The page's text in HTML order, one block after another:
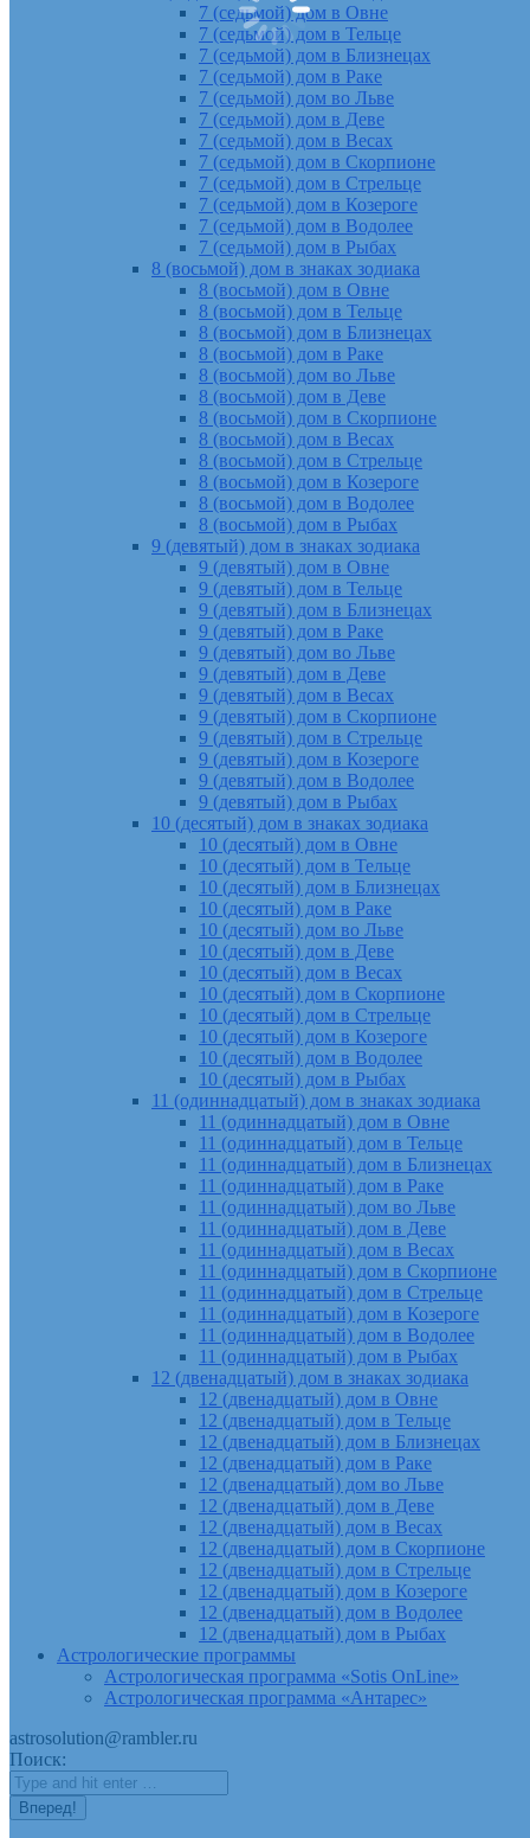
7 (седьмой) дом в Овне
7 (седьмой) дом в Тельце
7 (седьмой) дом в Близнецах
7 (седьмой) дом в Раке
7 (седьмой) дом во Льве
7 (седьмой) дом в Деве
7 (седьмой) дом в Весах
7 (седьмой) дом в Скорпионе
7 (седьмой) дом в Стрельце
7 (седьмой) дом в Козероге
7 (седьмой) дом в Водолее
7 (седьмой) дом в Рыбах
8 (восьмой) дом в знаках зодиака
8 (восьмой) дом в Овне
8 (восьмой) дом в Тельце
8 (восьмой) дом в Близнецах
8 (восьмой) дом в Раке
8 (восьмой) дом во Льве
8 (восьмой) дом в Деве
8 (восьмой) дом в Скорпионе
8 (восьмой) дом в Весах
8 (восьмой) дом в Стрельце
8 (восьмой) дом в Козероге
8 (восьмой) дом в Водолее
8 (восьмой) дом в Рыбах
9 (девятый) дом в знаках зодиака
9 (девятый) дом в Овне
9 (девятый) дом в Тельце
9 (девятый) дом в Близнецах
9 (девятый) дом в Раке
9 (девятый) дом во Льве
9 (девятый) дом в Деве
9 (девятый) дом в Весах
9 (девятый) дом в Скорпионе
9 (девятый) дом в Стрельце
9 (девятый) дом в Козероге
9 (девятый) дом в Водолее
9 (девятый) дом в Рыбах
10 (десятый) дом в знаках зодиака
10 (десятый) дом в Овне
10 (десятый) дом в Тельце
10 (десятый) дом в Близнецах
10 (десятый) дом в Раке
10 (десятый) дом во Льве
10 (десятый) дом в Деве
10 (десятый) дом в Весах
10 (десятый) дом в Скорпионе
10 (десятый) дом в Стрельце
10 (десятый) дом в Козероге
10 (десятый) дом в Водолее
10 (десятый) дом в Рыбах
11 (одиннадцатый) дом в знаках зодиака
11 (одиннадцатый) дом в Овне
11 (одиннадцатый) дом в Тельце
11 (одиннадцатый) дом в Близнецах
11 (одиннадцатый) дом в Раке
11 (одиннадцатый) дом во Льве
11 (одиннадцатый) дом в Деве
11 (одиннадцатый) дом в Весах
11 (одиннадцатый) дом в Скорпионе
11 (одиннадцатый) дом в Стрельце
11 (одиннадцатый) дом в Козероге
11 (одиннадцатый) дом в Водолее
11 (одиннадцатый) дом в Рыбах
12 (двенадцатый) дом в знаках зодиака
12 (двенадцатый) дом в Овне
12 (двенадцатый) дом в Тельце
12 (двенадцатый) дом в Близнецах
12 (двенадцатый) дом в Раке
12 (двенадцатый) дом во Льве
12 (двенадцатый) дом в Деве
12 (двенадцатый) дом в Весах
12 (двенадцатый) дом в Скорпионе
12 (двенадцатый) дом в Стрельце
12 (двенадцатый) дом в Козероге
12 (двенадцатый) дом в Водолее
12 (двенадцатый) дом в Рыбах
Астрологические программы
Астрологическая программа «Sotis OnLine»
Астрологическая программа «Антарес»
astrosolution@rambler.ru
Поиск: